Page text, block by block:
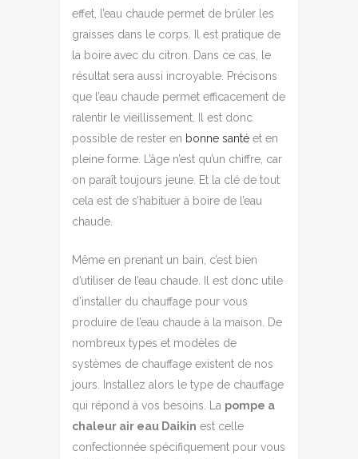
effet, l’eau chaude permet de brûler les
graisses dans le corps. Il est pratique de
la boire avec du citron. Dans ce cas, le
résultat sera aussi incroyable. Précisons
que l’eau chaude permet efficacement de
ralentir le vieillissement. Il est donc
possible de rester en bonne santé et en
pleine forme. L’âge n’est qu’un chiffre, car
on paraît toujours jeune. Et la clé de tout
cela est de s’habituer à boire de l’eau
chaude.
Même en prenant un bain, c’est bien
d’utiliser de l’eau chaude. Il est donc utile
d’installer du chauffage pour vous
produire de l’eau chaude à la maison. De
nombreux types et modèles de
systèmes de chauffage existent de nos
jours. Installez alors le type de chauffage
qui répond à vos besoins. La pompe a
chaleur air eau Daikin est celle
confectionnée spécifiquement pour vous